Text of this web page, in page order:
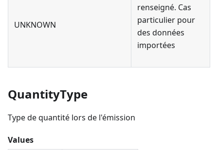
UNKNOWN
renseigné. Cas
particulier pour
des données
importées
QuantityType
Type de quantité lors de l'émission
Values